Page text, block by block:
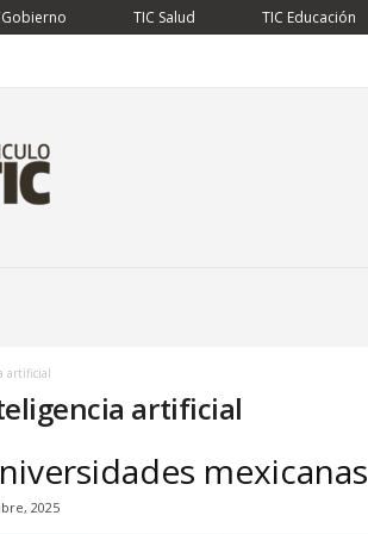
TIC Salud TIC Educación
artificial
artificial
mexicanas
2025